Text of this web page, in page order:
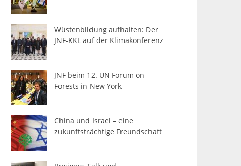
Wüstenbildung aufhalten: Der
JNF-KKL auf der Klimakonferenz
JNF beim 12. UN Forum on
Forests in New York
China und Israel – eine
zukunftsträchtige Freundschaft